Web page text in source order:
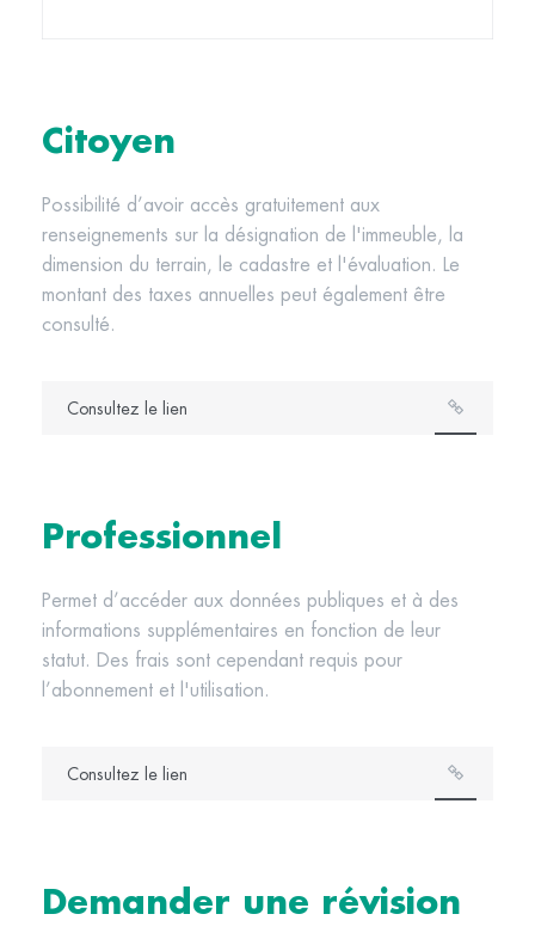
Citoyen
Possibilité d’avoir accès gratuitement aux
renseignements sur la désignation de l'immeuble, la
dimension du terrain, le cadastre et l'évaluation. Le
montant des taxes annuelles peut également être
consulté.
Consultez le lien
Professionnel
Permet d’accéder aux données publiques et à des
informations supplémentaires en fonction de leur
statut. Des frais sont cependant requis pour
l’abonnement et l'utilisation.
Consultez le lien
Demander une révision